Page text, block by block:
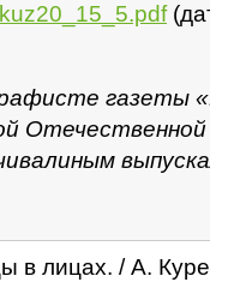
газеты
Отечественной
в лицах. / А.